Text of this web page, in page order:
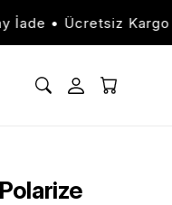
• Ücretsiz Kargo •